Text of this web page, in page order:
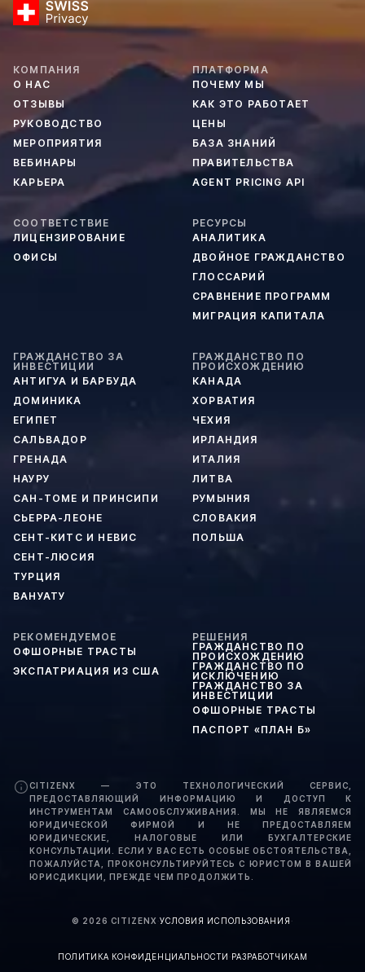
КОМПАНИЯ
О НАС
ОТЗЫВЫ
РУКОВОДСТВО
МЕРОПРИЯТИЯ
ВЕБИНАРЫ
КАРЬЕРА
ПЛАТФОРМА
ПОЧЕМУ МЫ
КАК ЭТО РАБОТАЕТ
ЦЕНЫ
БАЗА ЗНАНИЙ
ПРАВИТЕЛЬСТВА
AGENT PRICING API
СООТВЕТСТВИЕ
ЛИЦЕНЗИРОВАНИЕ
ОФИСЫ
РЕСУРСЫ
АНАЛИТИКА
ДВОЙНОЕ ГРАЖДАНСТВО
ГЛОССАРИЙ
СРАВНЕНИЕ ПРОГРАММ
МИГРАЦИЯ КАПИТАЛА
ГРАЖДАНСТВО ЗА
ИНВЕСТИЦИИ
АНТИГУА И БАРБУДА
ДОМИНИКА
ЕГИПЕТ
САЛЬВАДОР
ГРЕНАДА
НАУРУ
САН-ТОМЕ И ПРИНСИПИ
СЬЕРРА-ЛЕОНЕ
СЕНТ-КИТС И НЕВИС
СЕНТ-ЛЮСИЯ
ТУРЦИЯ
ВАНУАТУ
ГРАЖДАНСТВО ПО
ПРОИСХОЖДЕНИЮ
КАНАДА
ХОРВАТИЯ
ЧЕХИЯ
ИРЛАНДИЯ
ИТАЛИЯ
ЛИТВА
РУМЫНИЯ
СЛОВАКИЯ
ПОЛЬША
РЕКОМЕНДУЕМОЕ
ОФШОРНЫЕ ТРАСТЫ
ЭКСПАТРИАЦИЯ ИЗ США
РЕШЕНИЯ
ГРАЖДАНСТВО ПО
ПРОИСХОЖДЕНИЮ
ГРАЖДАНСТВО ПО
ИСКЛЮЧЕНИЮ
ГРАЖДАНСТВО ЗА
ИНВЕСТИЦИИ
ОФШОРНЫЕ ТРАСТЫ
ПАСПОРТ «ПЛАН Б»
CITIZENX — ЭТО ТЕХНОЛОГИЧЕСКИЙ СЕРВИС,
ПРЕДОСТАВЛЯЮЩИЙ ИНФОРМАЦИЮ И ДОСТУП К
ИНСТРУМЕНТАМ САМООБСЛУЖИВАНИЯ. МЫ НЕ ЯВЛЯЕМСЯ
ЮРИДИЧЕСКОЙ ФИРМОЙ И НЕ ПРЕДОСТАВЛЯЕМ
ЮРИДИЧЕСКИЕ, НАЛОГОВЫЕ ИЛИ БУХГАЛТЕРСКИЕ
КОНСУЛЬТАЦИИ. ЕСЛИ У ВАС ЕСТЬ ОСОБЫЕ ОБСТОЯТЕЛЬСТВА,
ПОЖАЛУЙСТА, ПРОКОНСУЛЬТИРУЙТЕСЬ С ЮРИСТОМ В ВАШЕЙ
ЮРИСДИКЦИИ, ПРЕЖДЕ ЧЕМ ПРОДОЛЖИТЬ.
© 2026 CITIZENX ·УСЛОВИЯ ИСПОЛЬЗОВАНИЯ ·
ПОЛИТИКА КОНФИДЕНЦИАЛЬНОСТИ ·РАЗРАБОТЧИКАМ